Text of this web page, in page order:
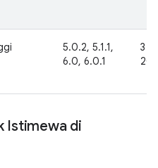
5.0.2, 5.1.1,
6.0, 6.0.1
3
Istimewa di